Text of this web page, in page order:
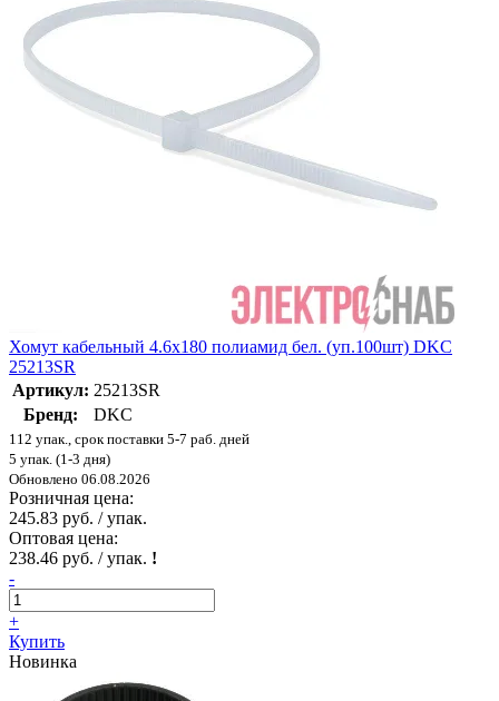
Хомут кабельный 4.6х180 полиамид бел. (уп.100шт) DKC
25213SR
Артикул: 25213SR
Бренд:
DKC
112 упак., срок поставки 5-7 раб. дней
5 упак. (1-3 дня)
Обновлено 06.08.2026
Розничная цена:
245.83 руб. / упак.
Оптовая цена:
238.46 руб. / упак. !
-
+
Купить
Новинка